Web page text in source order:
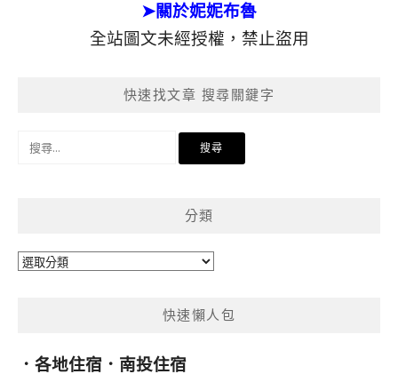
➤關於妮妮布魯
全站圖文未經授權，禁止盜用
快速找文章 搜尋關鍵字
分類
分
快速懶人包
． 各地住宿 ． 南投住宿